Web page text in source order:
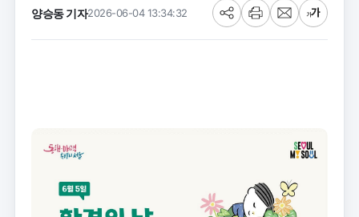
양승동 기자2026-06-04 13:34:32
공
유
프
린
메
일
글
씨